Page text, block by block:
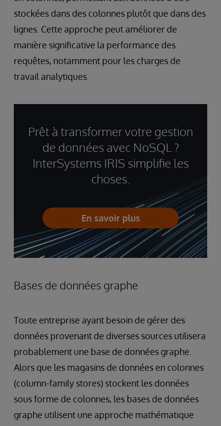
stockées dans des colonnes plutôt que dans des
lignes. Cette approche peut améliorer de
manière significative la performance des
requêtes, notamment pour les charges de
travail analytiques.
Prêt à transformer votre gestion
de données avec NoSQL ?
InterSystems IRIS simplifie les
choses.
En savoir plus
Bases de données graphe
Toute entreprise ayant besoin de gérer des
données provenant de diverses sources utilisera
probablement une base de données graphe.
Alors que les magasins de données en colonnes
(column-family stores) stockent les données
sous forme de colonnes, les bases de données
graphe utilisent une approche mathématique